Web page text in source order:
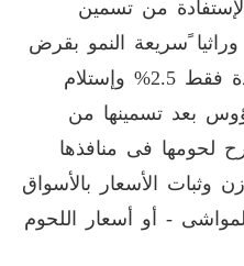
من تسمين
ًسريعة النمو بقرض
قصير الأجل (6 أشهر) وبفائدة فقط 2.5% وإستلام
بعد تسمينها من
لحومها فى منافذها
الأسعار بالأسواق
- أو أسعار اللحوم